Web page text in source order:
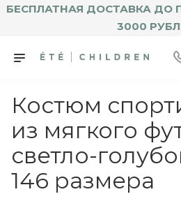
БЕСПЛАТНАЯ ДОСТАВКА ДО
3000
Костюм
из мягкого
светло-
146 размера